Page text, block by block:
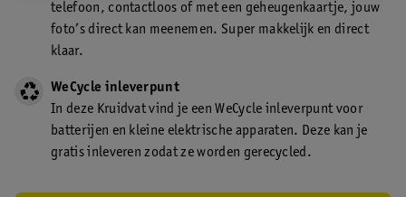
telefoon, contactloos of met een geheugenkaartje, jouw
foto’s direct kan meenemen. Super makkelijk en direct
klaar.
WeCycle inleverpunt
In deze Kruidvat vind je een WeCycle inleverpunt voor
batterijen en kleine elektrische apparaten. Deze kan je
gratis inleveren zodat ze worden gerecycled.